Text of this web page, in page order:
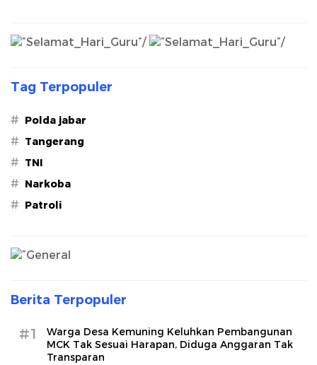
Tag Terpopuler
# Polda jabar
# Tangerang
# TNI
# Narkoba
# Patroli
Berita Terpopuler
#1
Warga Desa Kemuning Keluhkan Pembangunan
MCK Tak Sesuai Harapan, Diduga Anggaran Tak
Transparan